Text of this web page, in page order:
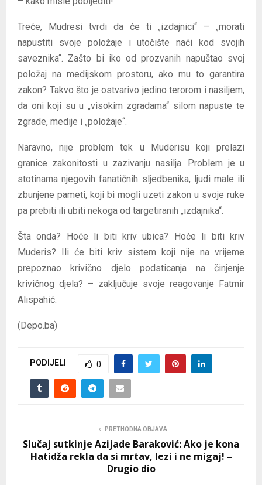
Treće, Mudresi tvrdi da će ti „izdajnici“ – „morati
napustiti svoje položaje i utočište naći kod svojih
saveznika“. Zašto bi iko od prozvanih napuštao svoj
položaj na medijskom prostoru, ako mu to garantira
zakon? Takvo što je ostvarivo jedino terorom i nasiljem,
da oni koji su u „visokim zgradama“ silom napuste te
zgrade, medije i „položaje“.
Naravno, nije problem tek u Muderisu koji prelazi
granice zakonitosti u zazivanju nasilja. Problem je u
stotinama njegovih fanatičnih sljedbenika, ljudi male ili
zbunjene pameti, koji bi mogli uzeti zakon u svoje ruke
pa prebiti ili ubiti nekoga od targetiranih „izdajnika“.
Šta onda? Hoće li biti kriv ubica? Hoće li biti kriv
Muderis? Ili će biti kriv sistem koji nije na vrijeme
prepoznao krivično djelo podsticanja na činjenje
krivičnog djela? – zaključuje svoje reagovanje Fatmir
Alispahić.
(Depo.ba)
PODIJELI 0
PRETHODNA OBJAVA
Slučaj sutkinje Azijade Baraković: Ako je kona
Hatidža rekla da si mrtav, lezi i ne migaj! –
Drugio dio